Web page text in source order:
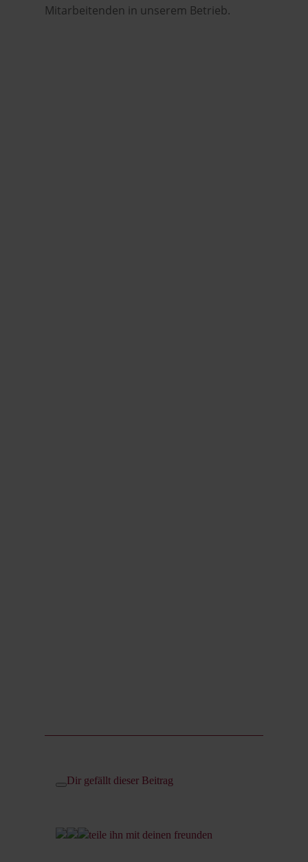
Mitarbeitenden in unserem Betrieb.
Dir gefällt dieser Beitrag
teile ihn mit deinen freunden